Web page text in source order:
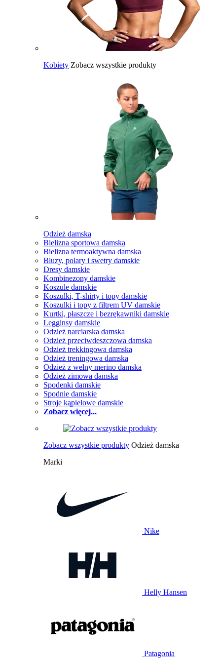
Kobiety Zobacz wszystkie produkty
Odzież damska
Bielizna sportowa damska
Bielizna termoaktywna damska
Bluzy, polary i swetry damskie
Dresy damskie
Kombinezony damskie
Koszule damskie
Koszulki, T-shirty i topy damskie
Koszulki i topy z filtrem UV damskie
Kurtki, płaszcze i bezrękawniki damskie
Legginsy damskie
Odzież narciarska damska
Odzież przeciwdeszczowa damska
Odzież trekkingowa damska
Odzież treningowa damska
Odzież z wełny merino damska
Odzież zimowa damska
Spodenki damskie
Spodnie damskie
Stroje kąpielowe damskie
Zobacz więcej...
Zobacz wszystkie produkty Odzież damska
Marki
Nike
Helly Hansen
Patagonia